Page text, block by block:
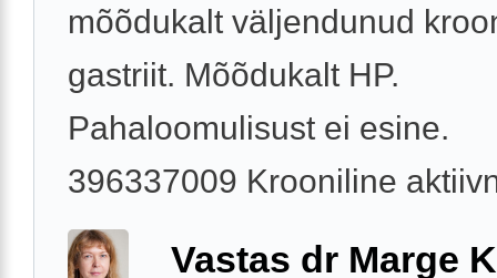
mõõdukalt väljendunud
gastriit. Mõõdukalt HP.
Pahaloomulisust ei esine.
396337009 Krooniline
Vastas dr Marge